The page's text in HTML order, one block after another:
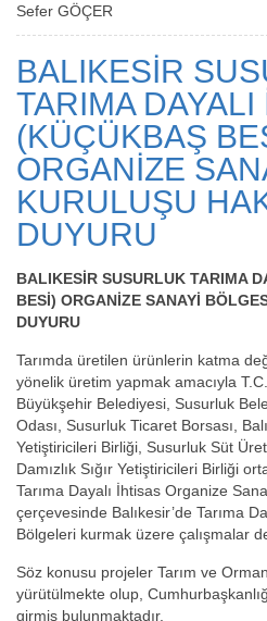
Sefer GÖÇER
BALIKESİR
TARIMA DAYALI
(KÜÇÜKBAŞ
ORGANİZE
KURULUŞU
DUYURU
BALIKESİR SUSURLUK TARIMA
BESİ) ORGANİZE SANAYİ
DUYURU
Tarımda üretilen ürünlerin katma
yönelik üretim yapmak amacıyla
Büyükşehir Belediyesi, Susurluk
Odası, Susurluk Ticaret Borsası,
Yetiştiricileri Birliği, Susurluk Süt
Damızlık Sığır Yetiştiricileri Birliği
Tarıma Dayalı İhtisas Organize
çerçevesinde Balıkesir’de Tarıma
Bölgeleri kurmak üzere çalışmalar
Söz konusu projeler Tarım ve
yürütülmekte olup,
girmiş bulunmaktadır.